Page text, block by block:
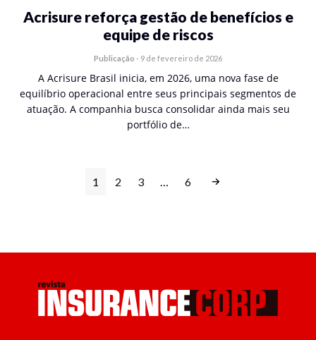
Acrisure reforça gestão de benefícios e
equipe de riscos
Publicação - 9 de fevereiro de 2026
A Acrisure Brasil inicia, em 2026, uma nova fase de
equilíbrio operacional entre seus principais segmentos de
atuação. A companhia busca consolidar ainda mais seu
portfólio de…
1 2 3 … 6